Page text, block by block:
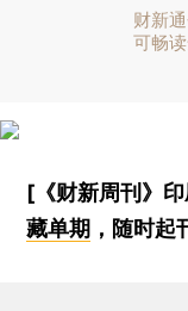
财新
可畅
[《财新周刊》印
藏单期 ，随时